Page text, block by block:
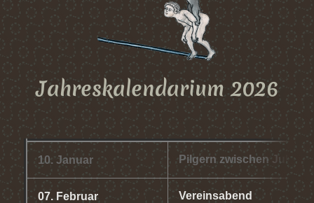
Jahreskalendarium 2026
10. Januar Pilgern zwischen
07. Februar Vereinsabend